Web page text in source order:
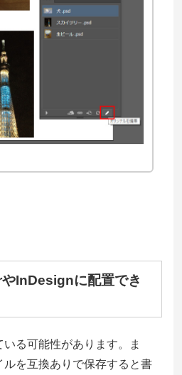
InDesignに配置でき
る可能性があります。ま
を互換ありで保存すると書